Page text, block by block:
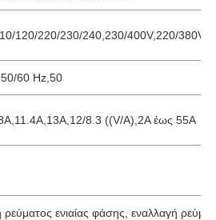
120/220/230/240,230/400V,220/
60 Hz,50
8.3 ((V/A),2A έως 55A
ρεύματος ενιαίας φάσης, εναλλαγή